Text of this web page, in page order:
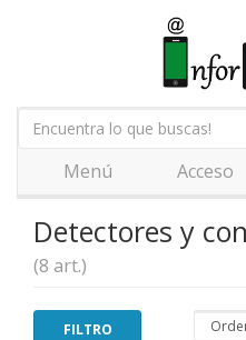
Menú Acceso
Detectores y
(8 art.)
FILTRO